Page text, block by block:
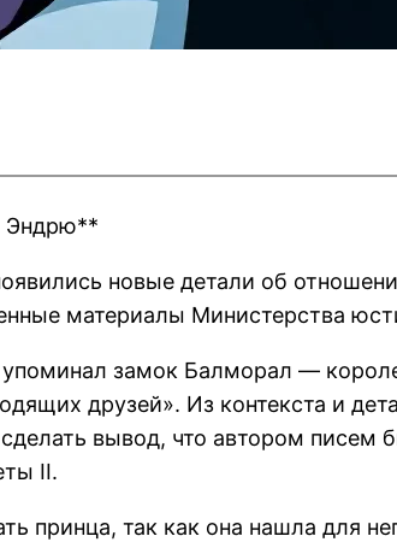
Эндрю**
новые детали об
материалы Министерства
замок Балморал —
друзей». Из контекста и
вывод, что автором
II.
принца, так как она нашла для